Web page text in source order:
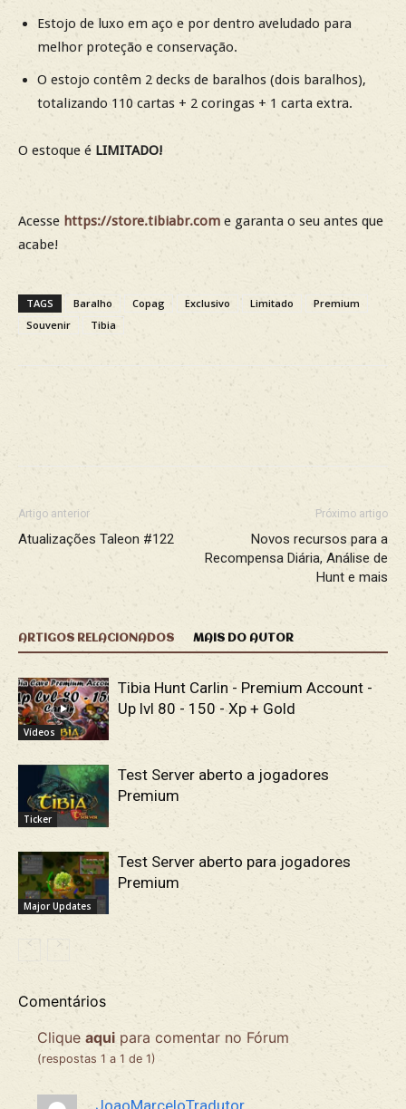
Estojo de luxo em aço e por dentro aveludado para
melhor proteção e conservação.
O estojo contêm 2 decks de baralhos (dois baralhos),
totalizando 110 cartas + 2 coringas + 1 carta extra.
O estoque é LIMITADO!
Acesse https://store.tibiabr.come garanta o seu antes que
acabe!
TAGS Baralho Copag Exclusivo Limitado
Premium
Souvenir
Tibia
Artigo anterior
Atualizações Taleon #122
Próximo artigo
Novos recursos para a
Recompensa Diária, Análise de
Hunt e mais
ARTIGOS RELACIONADOS MAIS DO AUTOR
Vídeos
Tibia Hunt Carlin - Premium Account -
Up lvl 80 - 150 - Xp + Gold
Ticker
Test Server aberto a jogadores
Premium
Major Updates
Test Server aberto para jogadores
Premium
Comentários
Clique aqui para comentar no Fórum
(respostas 1 a 1 de 1)